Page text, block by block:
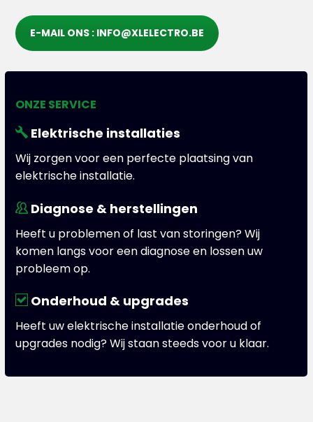
E-MAIL ONS : INFO@XLELECTRO.BE
ONZE SERVICE
Elektrische installaties
Wij zorgen voor een perfecte plaatsing van
elektrische installatie.
Diagnose & herstellingen
Heeft u problemen of last van storingen? Wij
komen langs voor een diagnose en lossen uw
probleem op.
Onderhoud & upgrades
Heeft uw elektrische installatie onderhoud of
upgrades nodig? Wij staan steeds voor u klaar.